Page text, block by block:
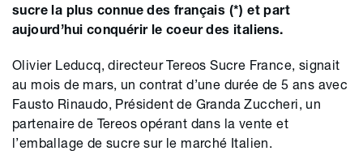
sucre la plus connue des français (*) et part
aujourd’hui conquérir le coeur des italiens.
Olivier Leducq, directeur Tereos Sucre France, signait
au mois de mars, un contrat d’une durée de 5 ans avec
Fausto Rinaudo, Président de Granda Zuccheri, un
partenaire de Tereos opérant dans la vente et
l’emballage de sucre sur le marché Italien.